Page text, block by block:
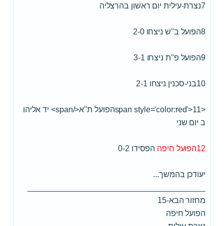
7נצרת-עילית יום ראשון בהרצליה
8הפועל ב"ש ניצחו 2-0
9הפועל פ"ת ניצחו 3-1
10בני-סכנין ניצחו 2-1
<span style='color:red'>11הפועל ת"א</span> יד אליהו
ב יום שני
12הפועל חיפה הפסידו 0-2
יעודכן בהמשך...
מחזור הבא-15
הפועל חיפה